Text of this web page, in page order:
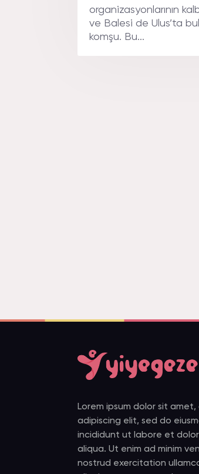
organizasyonlarının
ve Balesi de Ulus’ta
komşu. Bu...
Lorem ipsum dolor sit
adipiscing elit, sed do
incididunt ut labore et
aliqua. Ut enim ad minim
nostrud exercitation